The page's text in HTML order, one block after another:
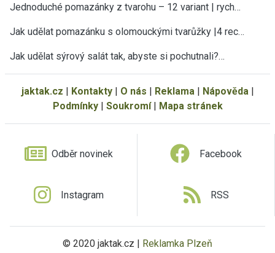
Jednoduché pomazánky z tvarohu – 12 variant | rych…
Jak udělat pomazánku s olomouckými tvarůžky |4 rec…
Jak udělat sýrový salát tak, abyste si pochutnali?…
jaktak.cz | Kontakty| O nás | Reklama | Nápověda |
Podmínky| Soukromí| Mapa stránek
Odběr novinek Facebook
Instagram RSS
© 2020 jaktak.cz | Reklamka Plzeň